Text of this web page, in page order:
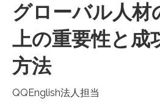
グローバル人材
上の重要性と成
方法
QQEnglish法人担当